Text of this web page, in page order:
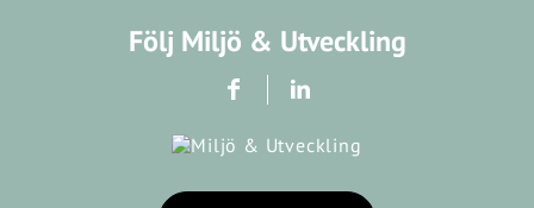
Följ Miljö & Utveckling